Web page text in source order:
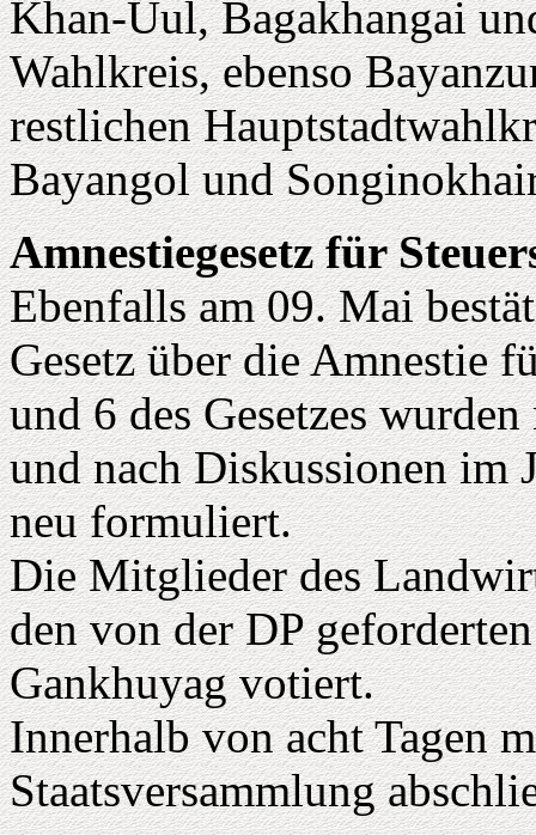
Khan-Uul, Bagakhangai
Wahlkreis, ebenso
restlichen
Bayangol und
Amnestiegesetz für
Ebenfalls am 09. Mai
Gesetz über die Amnestie
und 6 des Gesetzes
und nach Diskussionen im
neu formuliert.
Die Mitglieder des
den von der DP
Gankhuyag votiert.
Innerhalb von acht Tagen
Staatsversammlung